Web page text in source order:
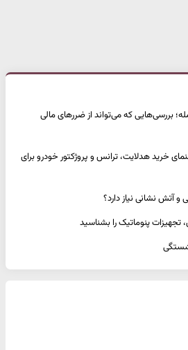
بررسی‌هایی که می‌تواند از ضررهای مالی
خرید هدلایت، ترانس و پروژکتور خودرو برای
و آتش نشانی نیاز دارد؟
پنوماتیک را بشناسید